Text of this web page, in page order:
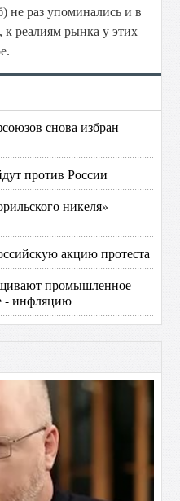
раз упоминались и в
к реалиям рынка у этих
снова избран
против России
никеля»
акцию протеста
промышленное
- инфляцию